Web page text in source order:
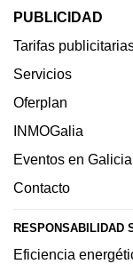
PUBLICIDAD
Tarifas
Servicios
Oferplan
INMOGalia
Eventos en Galicia
Contacto
RESPONSABILIDAD
Eficiencia